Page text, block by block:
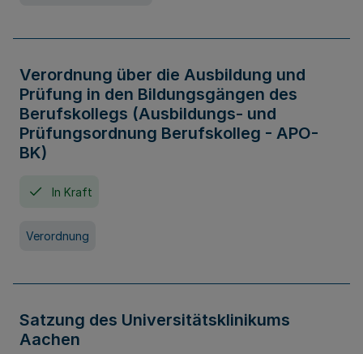
Verordnung über die Ausbildung und
Prüfung in den Bildungsgängen des
Berufskollegs (Ausbildungs- und
Prüfungsordnung Berufskolleg - APO-
BK)
In Kraft
Verordnung
Satzung des Universitätsklinikums
Aachen